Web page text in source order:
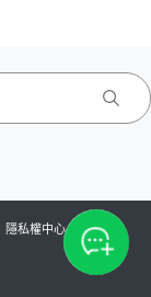
隱私權中心